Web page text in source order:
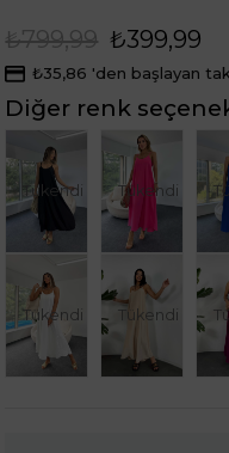
₺799,99 ₺399,99
₺35,86 'den başlayan
Diğer renk
Tükendi Tükendi
Tükendi Tükendi